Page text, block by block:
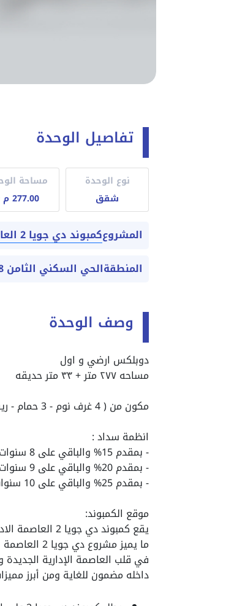
تفاصيل الوحدة
نوع الوحدة
شقق
مساحة
277.00 م
المشروعكمبوند دي جويا 2 العاصمة الادارية
المنطقةالحي السكني الثامن R8 بالعاصمة الادارية الجديدة
وصف الوحدة
دوبلكس ارضي و اول
مساحه ٢٧٧ متر + ٣٣ متر حديقه
مكون من ( 4 غرف نوم - 3 حمام - ريسبشن - مطبخ - تراس )
انظمة سداد :
- بمقدم 15% والباقي على 8 سنوات بدون فوائد اقساط متساوية
- بمقدم 20% والباقي على 9 سنوات بدون فوائد اقساط متساوية
- بمقدم 25% والباقي على 10 سنوات بدون فوائد اقساط متساوية
موقع الكمبوند:
في قلب العاصمة الإدارية الجديدة
داخله مضمون للغاية ومن أبرز